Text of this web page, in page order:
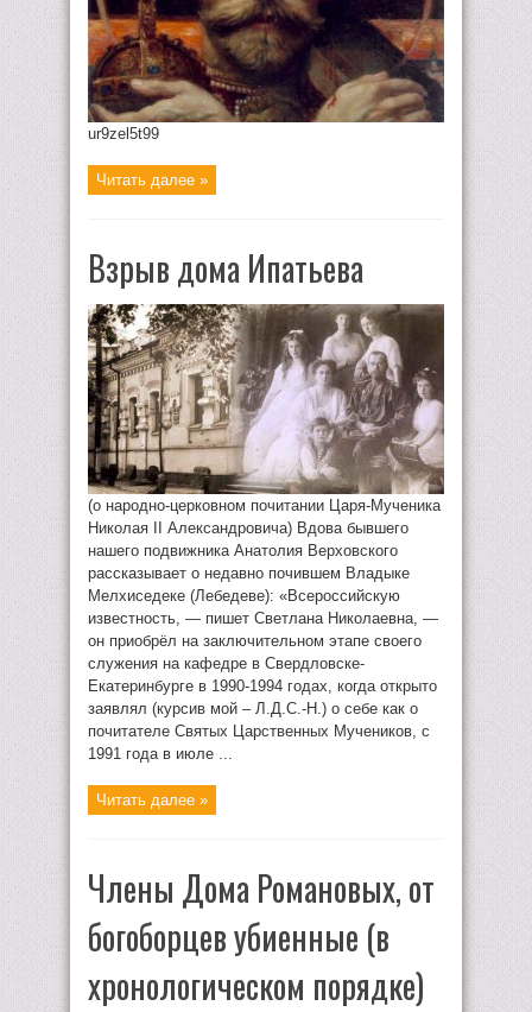
ur9zel5t99
Читать далее »
Взрыв дома Ипатьева
(о народно-церковном почитании Царя-Мученика
Николая II Александровича) Вдова бывшего
нашего подвижника Анатолия Верховского
рассказывает о недавно почившем Владыке
Мелхиседеке (Лебедеве): «Всероссийскую
известность, — пишет Светлана Николаевна, —
он приобрёл на заключительном этапе своего
служения на кафедре в Свердловске-
Екатеринбурге в 1990-1994 годах, когда открыто
заявлял (курсив мой – Л.Д.С.-Н.) о себе как о
почитателе Святых Царственных Мучеников, с
1991 года в июле ...
Читать далее »
Члены Дома Романовых, от
богоборцев убиенные (в
хронологическом порядке)